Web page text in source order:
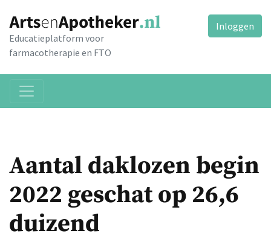
Educatieplatform voor
farmacotherapie en FTO
Inloggen
Aantal daklozen begin
2022 geschat op 26,6
duizend